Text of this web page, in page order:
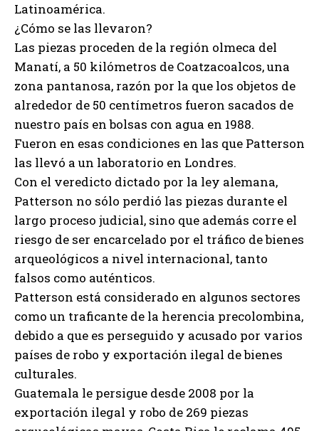
Latinoamérica.
¿Cómo se las llevaron?
Las piezas proceden de la región olmeca del
Manatí, a 50 kilómetros de Coatzacoalcos, una
zona pantanosa, razón por la que los objetos de
alrededor de 50 centímetros fueron sacados de
nuestro país en bolsas con agua en 1988.
Fueron en esas condiciones en las que Patterson
las llevó a un laboratorio en Londres.
Con el veredicto dictado por la ley alemana,
Patterson no sólo perdió las piezas durante el
largo proceso judicial, sino que además corre el
riesgo de ser encarcelado por el tráfico de bienes
arqueológicos a nivel internacional, tanto
falsos como auténticos.
Patterson está considerado en algunos sectores
como un traficante de la herencia precolombina,
debido a que es perseguido y acusado por varios
países de robo y exportación ilegal de bienes
culturales.
Guatemala le persigue desde 2008 por la
exportación ilegal y robo de 269 piezas